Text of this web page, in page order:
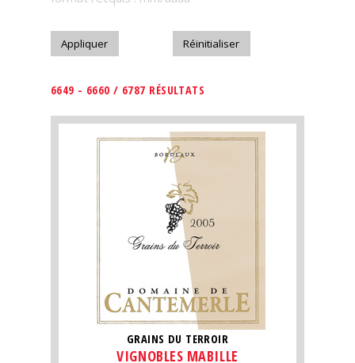
6649 - 6660 / 6787 RÉSULTATS
GRAINS DU TERROIR
VIGNOBLES MABILLE